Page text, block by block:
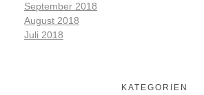
September 2018
August 2018
Juli 2018
KATEGORIEN